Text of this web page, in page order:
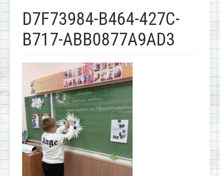
D7F73984-B464-427C-
B717-ABB0877A9AD3